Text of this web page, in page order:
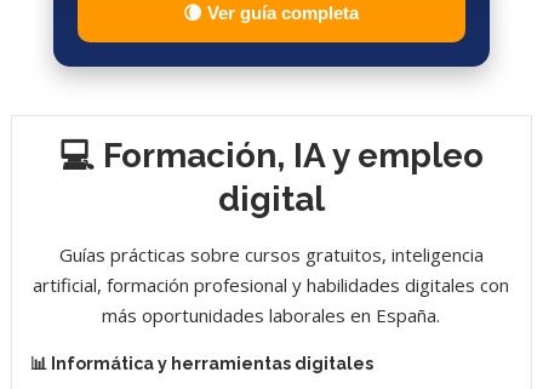
🌘 Ver guía completa
💻 Formación, IA y empleo
digital
Guías prácticas sobre cursos gratuitos, inteligencia
artificial, formación profesional y habilidades digitales con
más oportunidades laborales en España.
📊 Informática y herramientas digitales